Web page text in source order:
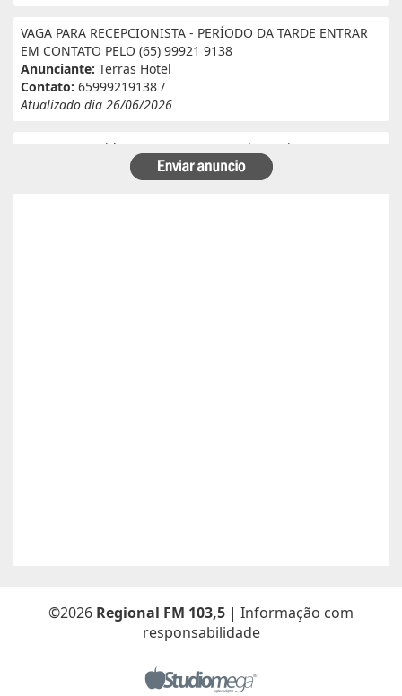
VAGA PARA RECEPCIONISTA - PERÍODO DA TARDE ENTRAR
EM CONTATO PELO (65) 99921 9138
Anunciante: Terras Hotel
Contato: 65999219138 /
Atualizado dia 26/06/2026
Eu e meu marido estamos a procura de serviço em
fazenda. Eu tenho experiência e referência em cantina, ele
tem experiência e referência em lavoura. Passa veneno,
©2026 Regional FM 103,5 | Informação com
responsabilidade